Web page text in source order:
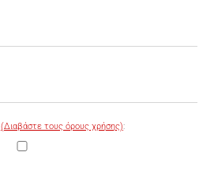
(Διαβάστε τους όρους χρήσης):